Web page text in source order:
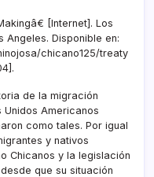
[Internet]. Los
Angeles. Disponible en:
chicano125/treaty
de la migración
Americanos
como tales. Por igual
y nativos
Chicanos y la legislación
que su situación